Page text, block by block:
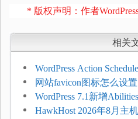
* 版权声明：作者
相关
WordPress Action
压和订单延迟
网站favicon图标怎么设
加方法
WordPress 7.1新增
持REST API、MCP与AI
HawkHost 2026年8月主